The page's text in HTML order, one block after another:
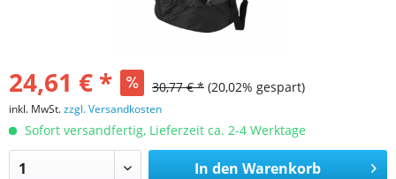
24,61 € * 30,77 € * (20,02% gespart)
inkl. MwSt.zzgl. Versandkosten
Sofort versandfertig, Lieferzeit ca. 2-4 Werktage
In den Warenkorb